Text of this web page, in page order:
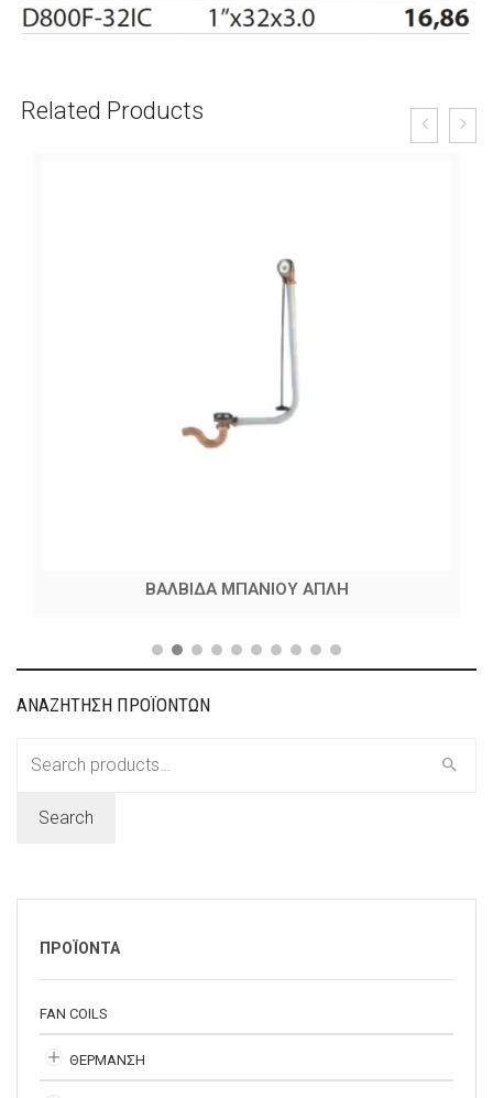
Related Products
ΒΑΛΒΙΔΑ ΜΠΑΝΙΟΥ ΑΠΛΗ
ΑΝΑΖΗΤΗΣΗ ΠΡΟΪΟΝΤΩΝ
Search
ΠΡΟΪΟΝΤΑ
FAN COILS
ΘΕΡΜΑΝΣΗ